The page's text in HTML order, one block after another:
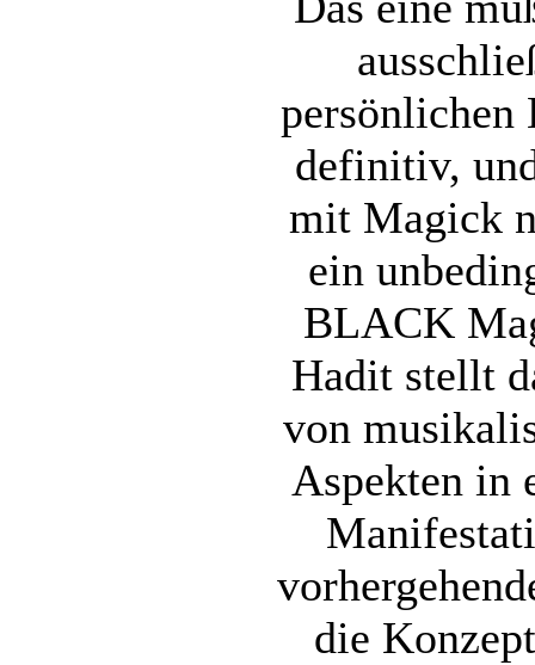
persönlichen
definitiv,
mit Magick
ein
BLACK
Hadit stellt
von
Aspekten in
die